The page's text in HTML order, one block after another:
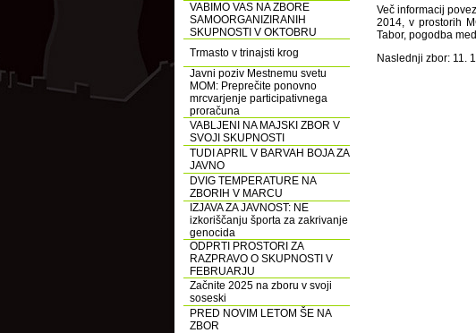
VABIMO VAS NA ZBORE
SAMOORGANIZIRANIH
SKUPNOSTI V OKTOBRU
Trmasto v trinajsti krog
Javni poziv Mestnemu svetu
MOM: Preprečite ponovno
mrcvarjenje participativnega
proračuna
VABLJENI NA MAJSKI ZBOR V
SVOJI SKUPNOSTI
TUDI APRIL V BARVAH BOJA ZA
JAVNO
DVIG TEMPERATURE NA
ZBORIH V MARCU
IZJAVA ZA JAVNOST: NE
izkoriščanju športa za zakrivanje
genocida
ODPRTI PROSTORI ZA
RAZPRAVO O SKUPNOSTI V
FEBRUARJU
Začnite 2025 na zboru v svoji
soseski
PRED NOVIM LETOM ŠE NA
ZBOR
Več informacij
2014, v prostorih
Tabor, pogodba
Naslednji zbor: 11.